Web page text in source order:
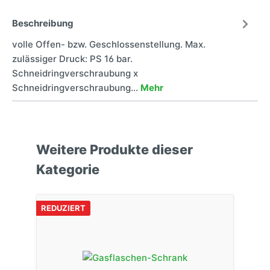
Beschreibung
volle Offen- bzw. Geschlossenstellung. Max.
zulässiger Druck: PS 16 bar.
Schneidringverschraubung x
Schneidringverschraubung… Mehr
Weitere Produkte dieser
Kategorie
REDUZIERT